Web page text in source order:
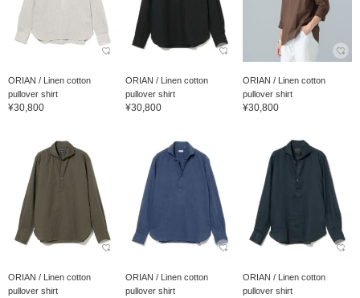
ORIAN / Linen cotton
pullover shirt
¥30,800
ORIAN / Linen cotton
pullover shirt
¥30,800
ORIAN / Linen cotton
pullover shirt
¥30,800
ORIAN / Linen cotton
pullover shirt
ORIAN / Linen cotton
pullover shirt
ORIAN / Linen cotton
pullover shirt